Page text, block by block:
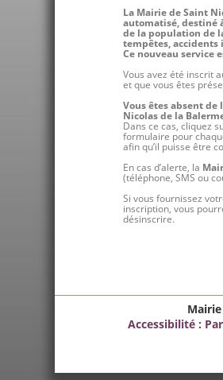
La Mairie de Saint
automatisé, destiné
de la population de
tempêtes,
Ce nouveau service
Vous avez été inscrit
et que vous êtes
Vous êtes absent
Nicolas de la
Dans ce cas, cliquez
formulaire pour
afin qu’il puisse être
En cas d’alerte, la
(téléphone, SMS ou
Si vous fournissez
inscription, vous
désinscrire.
Accessibilité :